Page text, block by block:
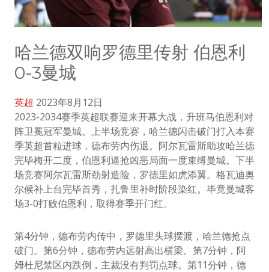
哈兰德双响罗德里传射 伯恩利
0-3曼城
英超 2023年8月12日
2023-2034赛季英超联赛迎来开幕大战，升班马伯恩利对
阵卫冕冠军曼城。上半场竞赛，哈兰德闪击破门打入本赛
季英超首粒进球，德布劳内伤退。阿尔瓦雷斯助攻哈兰德
完毕梅开二度，伯恩利逼抢凶恶局面一度束缚曼城。下半
场竞赛阿尔瓦雷斯劲射造险，罗德里如虎添翼。格瓦迪奥
尔候补上台完毕首秀，扎鲁里补时阶段染红。毕竟曼城客
场3-0打败伯恩利，取得赛季开门红。
第4分钟，德布劳内传中，罗德里头球摆渡，哈兰德抢点
破门。第6分钟，德布劳内远射高出横梁。第7分钟，阿
姆杜尼禁区内跌倒，主裁没有判罚点球。第11分钟，德